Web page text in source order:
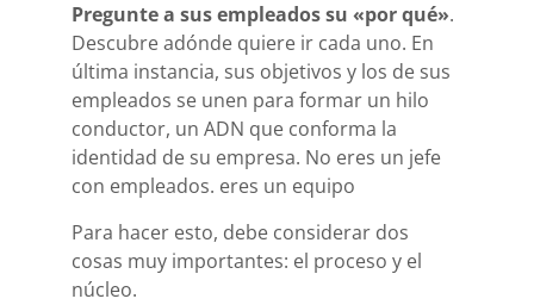
Pregunte a sus empleados su «por qué».
Descubre adónde quiere ir cada uno. En
última instancia, sus objetivos y los de sus
empleados se unen para formar un hilo
conductor, un ADN que conforma la
identidad de su empresa. No eres un jefe
con empleados. eres un equipo
Para hacer esto, debe considerar dos
cosas muy importantes: el proceso y el
núcleo.